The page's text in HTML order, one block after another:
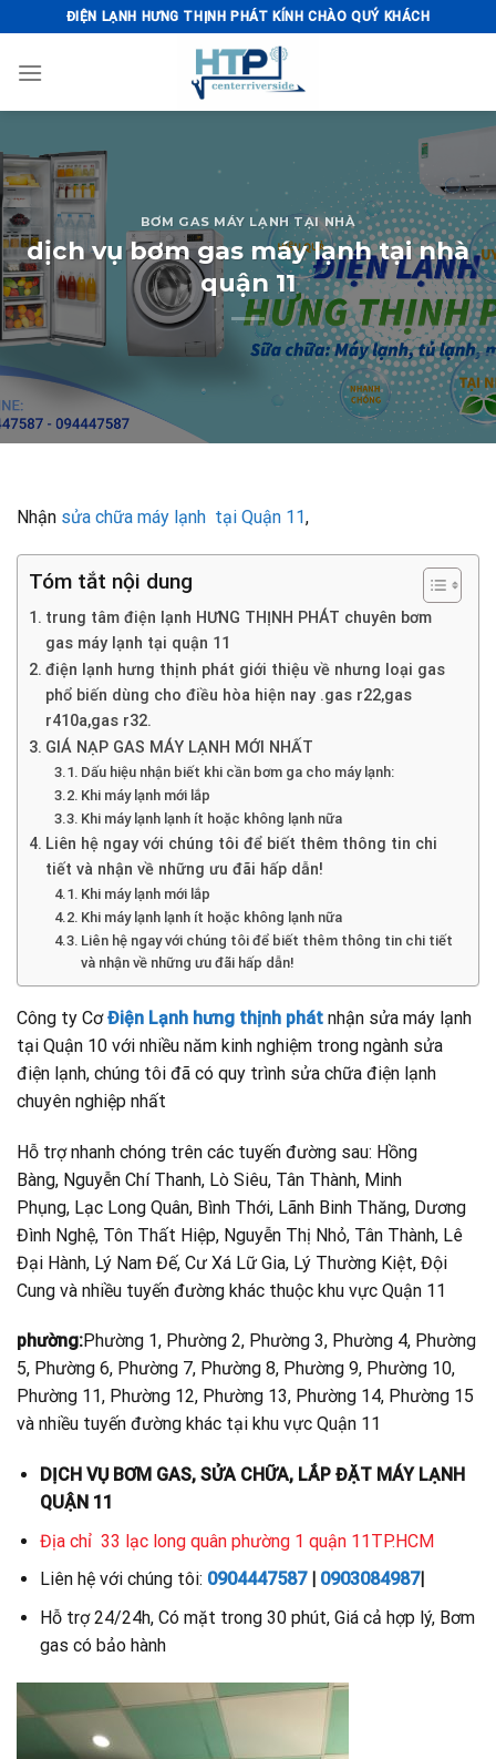
to
content
ĐIỆN LẠNH HƯNG THỊNH PHÁT KÍNH CHÀO QUÝ KHÁCH
BƠM GAS MÁY LẠNH TẠI NHÀ
dịch vụ bơm gas máy lạnh tại nhà
quận 11
Nhận sửa chữa máy lạnh tại Quận 11,
Tóm tắt nội dung
trung tâm điện lạnh HƯNG THỊNH PHÁT chuyên bơm
gas máy lạnh tại quận 11
điện lạnh hưng thịnh phát giới thiệu về nhưng loại gas
phổ biến dùng cho điều hòa hiện nay .gas r22,gas
r410a,gas r32.
GIÁ NẠP GAS MÁY LẠNH MỚI NHẤT
Dấu hiệu nhận biết khi cần bơm ga cho máy lạnh:
Khi máy lạnh mới lắp
Khi máy lạnh lạnh ít hoặc không lạnh nữa
Liên hệ ngay với chúng tôi để biết thêm thông tin chi
tiết và nhận về những ưu đãi hấp dẫn!
Khi máy lạnh mới lắp
Khi máy lạnh lạnh ít hoặc không lạnh nữa
Liên hệ ngay với chúng tôi để biết thêm thông tin chi tiết
và nhận về những ưu đãi hấp dẫn!
Công ty CơĐiện Lạnh hưng thịnh phát nhận sửa máy lạnh
tại Quận 10 với nhiều năm kinh nghiệm trong ngành sửa
điện lạnh, chúng tôi đã có quy trình sửa chữa điện lạnh
chuyên nghiệp nhất
Hỗ trợ nhanh chóng trên các tuyến đường sau: Hồng
Bàng, Nguyễn Chí Thanh, Lò Siêu, Tân Thành, Minh
Phụng, Lạc Long Quân, Bình Thới, Lãnh Binh Thăng, Dương
Đình Nghệ, Tôn Thất Hiệp, Nguyễn Thị Nhỏ, Tân Thành, Lê
Đại Hành, Lý Nam Đế, Cư Xá Lữ Gia, Lý Thường Kiệt, Đội
Cung và nhiều tuyến đường khác thuộc khu vực Quận 11
phường:Phường 1, Phường 2, Phường 3, Phường 4, Phường
5, Phường 6, Phường 7, Phường 8, Phường 9, Phường 10,
Phường 11, Phường 12, Phường 13, Phường 14, Phường 15
và nhiều tuyến đường khác tại khu vực Quận 11
DỊCH VỤ BƠM GAS, SỬA CHỮA, LẮP ĐẶT MÁY LẠNH
QUẬN 11
Địa chỉ 33 lạc long quân phường 1 quận 11TP.HCM
Liên hệ với chúng tôi: 0904447587| 0903084987|
Hỗ trợ 24/24h, Có mặt trong 30 phút, Giá cả hợp lý, Bơm
gas có bảo hành